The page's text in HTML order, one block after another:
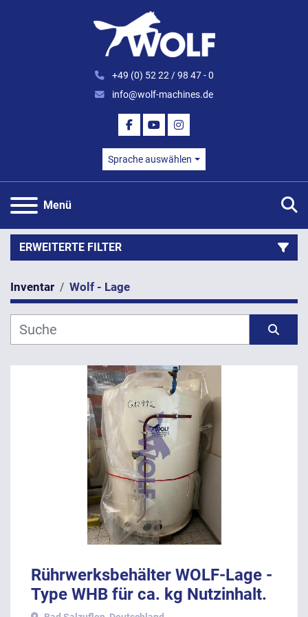
+49 (0) 52 22 / 98 47 - 0
info@wolf-machines.de
FACEBOOK
YOUTUBEINSTAGRAM
Sprache auswählen
Menü
ERWEITERTE FILTER
Kategorie
Hersteller
ANWENDEN LÖSCHEN
Inventar Wolf - Lage
Rührwerksbehälter WOLF-Lage -
Type WHB für ca. kg Nutzinhalt.